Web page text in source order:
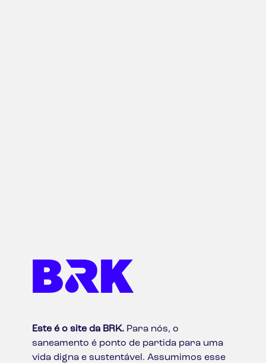
Este é o site da BRK. Para nós, o
saneamento é ponto de partida para uma
vida digna e sustentável. Assumimos esse